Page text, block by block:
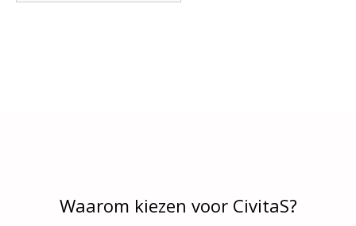
Waarom kiezen voor CivitaS?